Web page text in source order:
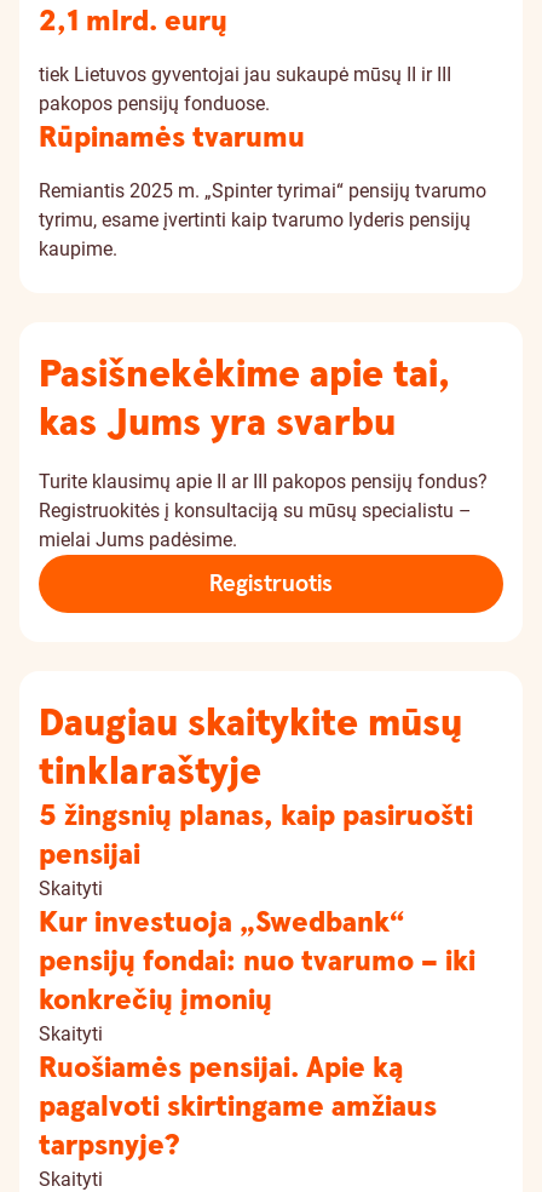
2,1 mlrd. eurų
tiek Lietuvos gyventojai jau sukaupė mūsų II ir III
pakopos pensijų fonduose.
Rūpinamės tvarumu
Remiantis 2025 m. „Spinter tyrimai“ pensijų tvarumo
tyrimu, esame įvertinti kaip tvarumo lyderis pensijų
kaupime.
Pasišnekėkime apie tai,
kas Jums yra svarbu
Turite klausimų apie II ar III pakopos pensijų fondus?
Registruokitės į konsultaciją su mūsų specialistu –
mielai Jums padėsime.
Registruotis
Daugiau skaitykite mūsų
tinklaraštyje
5 žingsnių planas, kaip pasiruošti
pensijai
Skaityti
Kur investuoja „Swedbank“
pensijų fondai: nuo tvarumo – iki
konkrečių įmonių
Skaityti
Ruošiamės pensijai. Apie ką
pagalvoti skirtingame amžiaus
tarpsnyje?
Skaityti